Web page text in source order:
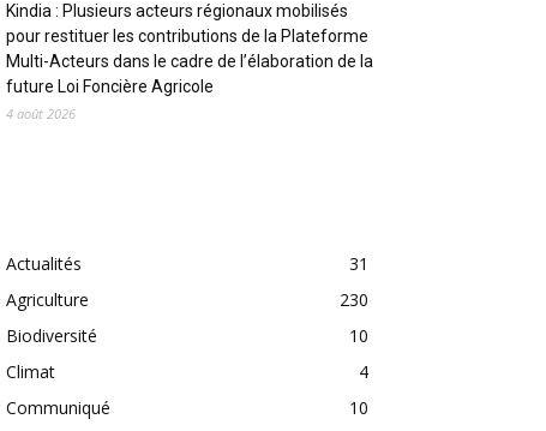
Kindia : Plusieurs acteurs régionaux mobilisés
pour restituer les contributions de la Plateforme
Multi-Acteurs dans le cadre de l’élaboration de la
future Loi Foncière Agricole
4 août 2026
Actualités
31
Agriculture
230
Biodiversité
10
Climat
4
Communiqué
10